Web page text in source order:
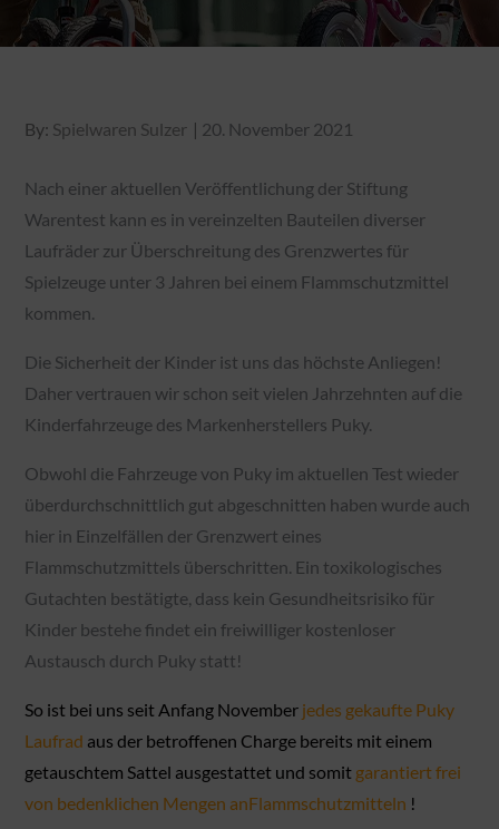
By: Spielwaren Sulzer
Posted
20. November 2021
Nach einer aktuellen Veröffentlichung der Stiftung
Warentest kann es in vereinzelten Bauteilen diverser
Laufräder zur Überschreitung des Grenzwertes für
Spielzeuge unter 3 Jahren bei einem Flammschutzmittel
kommen.
Die Sicherheit der Kinder ist uns das höchste Anliegen!
Daher vertrauen wir schon seit vielen Jahrzehnten auf die
Kinderfahrzeuge des Markenherstellers Puky.
Obwohl die Fahrzeuge von Puky im aktuellen Test wieder
überdurchschnittlich gut abgeschnitten haben wurde auch
hier in Einzelfällen der Grenzwert eines
Flammschutzmittels überschritten. Ein toxikologisches
Gutachten bestätigte, dass kein Gesundheitsrisiko für
Kinder bestehe findet ein freiwilliger kostenloser
Austausch durch Puky statt!
So ist bei uns seit Anfang November jedes gekaufte Puky
Laufrad aus der betroffenen Charge bereits mit einem
getauschtem Sattel ausgestattet und somit garantiert frei
von bedenklichen Mengen anFlammschutzmitteln !